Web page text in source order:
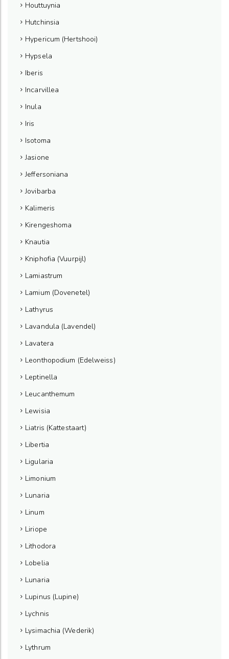
Houttuynia
Hutchinsia
Hypericum (Hertshooi)
Hypsela
Iberis
Incarvillea
Inula
Iris
Isotoma
Jasione
Jeffersoniana
Jovibarba
Kalimeris
Kirengeshoma
Knautia
Kniphofia (Vuurpijl)
Lamiastrum
Lamium (Dovenetel)
Lathyrus
Lavandula (Lavendel)
Lavatera
Leonthopodium (Edelweiss)
Leptinella
Leucanthemum
Lewisia
Liatris (Kattestaart)
Libertia
Ligularia
Limonium
Lunaria
Linum
Liriope
Lithodora
Lobelia
Lunaria
Lupinus (Lupine)
Lychnis
Lysimachia (Wederik)
Lythrum